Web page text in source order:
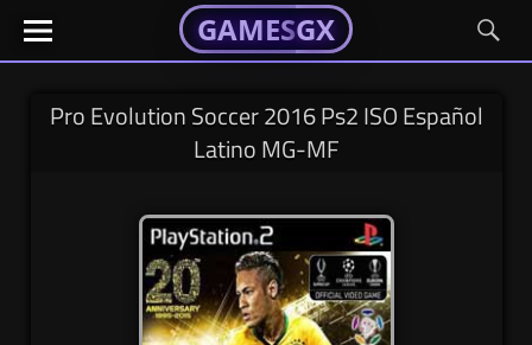
Skip
GAMESGX
El
portal
tus
GAMESGX
GAMESGX
El
portal
tusPro Evolution Soccer 2016 Ps2 ISO Español
Latino MG-MF